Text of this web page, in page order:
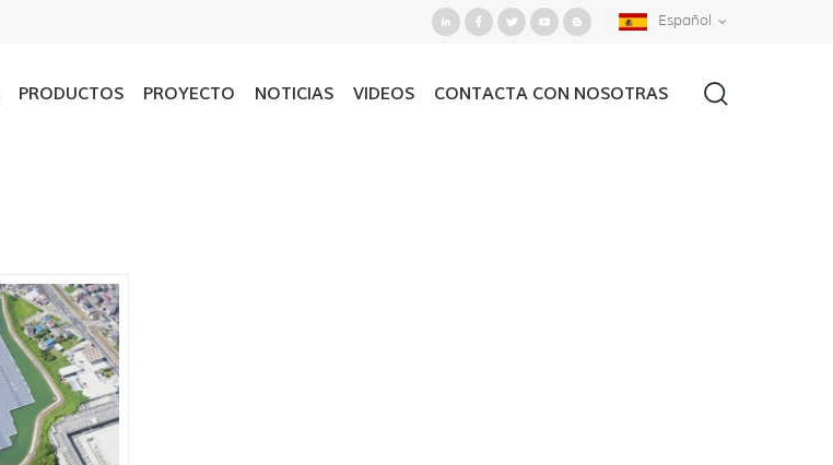
Español
PRODUCTOS PROYECTO NOTICIAS VIDEOS CONTACTA CON NOSOTRAS